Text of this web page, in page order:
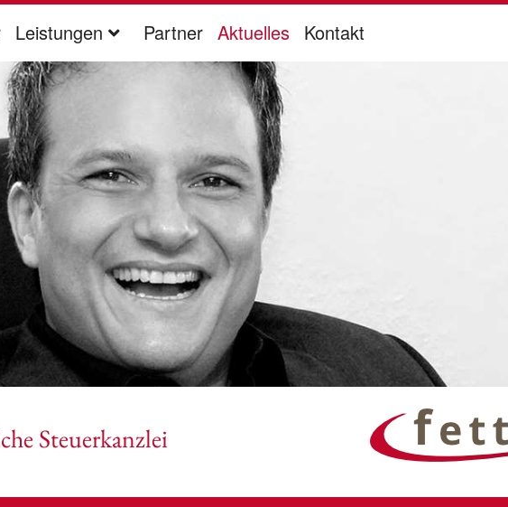
Leistungen Partner Aktuelles Kontakt
Steuerkanzlei